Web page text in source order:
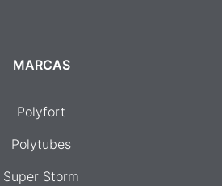
MARCAS
Polyfort
Polytubes
Super Storm